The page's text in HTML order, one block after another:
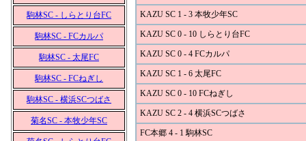
駒林SC - しらとり台FC
駒林SC - FCカルパ
駒林SC - 太尾FC
駒林SC - FCねぎし
駒林SC - 横浜SCつばさ
菊名SC - 本牧少年SC
KAZU SC 1 - 3 本牧少年SC
KAZU SC 0 - 10 しらとり台FC
KAZU SC 0 - 4 FCカルパ
KAZU SC 1 - 6 太尾FC
KAZU SC 0 - 10 FCねぎし
KAZU SC 2 - 4 横浜SCつばさ
FC本郷 4 - 1 駒林SC